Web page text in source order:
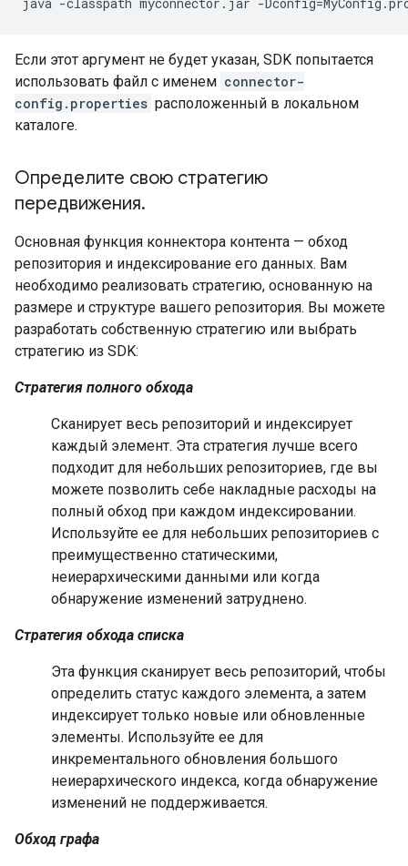
Если этот аргумент не будет указан, SDK попытается
использовать файл с именем connector-
config.properties расположенный в локальном
каталоге.
Определите свою стратегию
передвижения.
Основная функция коннектора контента — обход
репозитория и индексирование его данных. Вам
необходимо реализовать стратегию, основанную на
размере и структуре вашего репозитория. Вы можете
разработать собственную стратегию или выбрать
стратегию из SDK:
Стратегия полного обхода
Сканирует весь репозиторий и индексирует
каждый элемент. Эта стратегия лучше всего
подходит для небольших репозиториев, где вы
можете позволить себе накладные расходы на
полный обход при каждом индексировании.
Используйте ее для небольших репозиториев с
преимущественно статическими,
неиерархическими данными или когда
обнаружение изменений затруднено.
Стратегия обхода списка
Эта функция сканирует весь репозиторий, чтобы
определить статус каждого элемента, а затем
индексирует только новые или обновленные
элементы. Используйте ее для
инкрементального обновления большого
неиерархического индекса, когда обнаружение
изменений не поддерживается.
Обход графа